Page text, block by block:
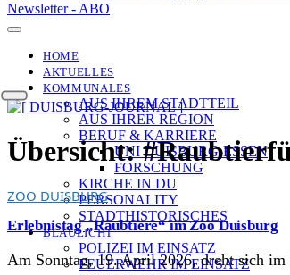
Newsletter - ABO
HOME
AKTUELLES
KOMMUNALES
AUS IHREM STADTTEIL
AUS IHRER REGION
BERUF & KARRIERE
UNI DUISBURG-ESSEN
FORSCHUNG
KIRCHE IN DU
PERSONALITY
STADTHISTORISCHES
BLAULICHT
POLIZEI IM EINSATZ
FEUERWEHR IM EINSATZ
Übersicht:
ZOO DUISBURG
Erlebnistag „Raubtiere“ im Zoo Duisburg
Am Sonntag, 19. April 2026, dreht sich